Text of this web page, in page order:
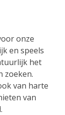
onze
en speels
het
zoeken.
van harte
van